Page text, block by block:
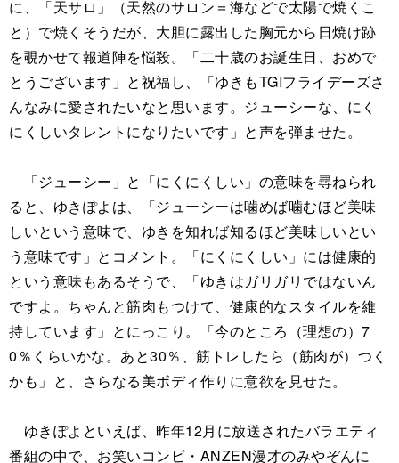
に、「天サロ」（天然のサロン＝海などで太陽で焼くこ
と）で焼くそうだが、大胆に露出した胸元から日焼け跡
を覗かせて報道陣を悩殺。「二十歳のお誕生日、おめで
とうございます」と祝福し、「ゆきもTGIフライデーズさ
んなみに愛されたいなと思います。ジューシーな、にく
にくしいタレントになりたいです」と声を弾ませた。
「ジューシー」と「にくにくしい」の意味を尋ねられ
ると、ゆきぽよは、「ジューシーは噛めば噛むほど美味
しいという意味で、ゆきを知れば知るほど美味しいとい
う意味です」とコメント。「にくにくしい」には健康的
という意味もあるそうで、「ゆきはガリガリではないん
ですよ。ちゃんと筋肉もつけて、健康的なスタイルを維
持しています」とにっこり。「今のところ（理想の）7
0％くらいかな。あと30％、筋トレしたら（筋肉が）つく
かも」と、さらなる美ボディ作りに意欲を見せた。
ゆきぽよといえば、昨年12月に放送されたバラエティ
番組の中で、お笑いコンビ・ANZEN漫才のみやぞんに